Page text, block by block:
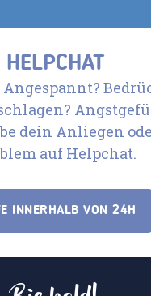
HELPCHAT
Angespannt?
dein Anliegen
auf Helpchat.
INNERHALB VON 24H